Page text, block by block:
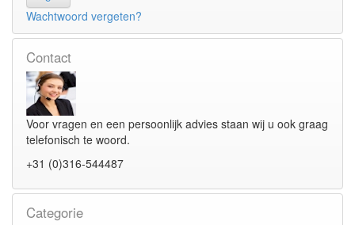
Wachtwoord vergeten?
Contact
Voor vragen en een persoonlijk advies staan wij u ook graag
telefonisch te woord.
+31 (0)316-544487
Categorie